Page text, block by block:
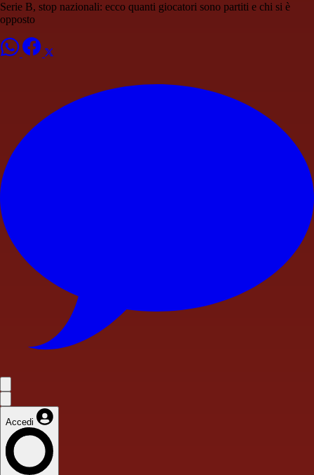
Serie B, stop nazionali: ecco quanti giocatori sono partiti e chi si è
opposto
Accedi